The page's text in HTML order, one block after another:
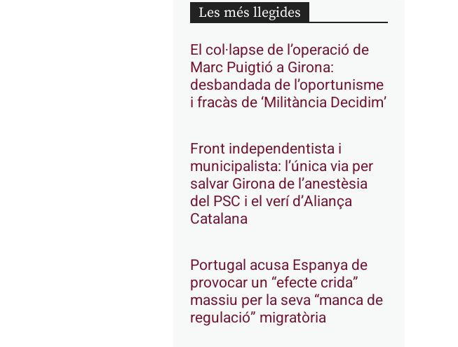
Les més llegides
El col·lapse de l’operació de
Marc Puigtió a Girona:
desbandada de l’oportunisme
i fracàs de ‘Militància Decidim’
Front independentista i
municipalista: l’única via per
salvar Girona de l’anestèsia
del PSC i el verí d’Aliança
Catalana
Portugal acusa Espanya de
provocar un “efecte crida”
massiu per la seva “manca de
regulació” migratòria